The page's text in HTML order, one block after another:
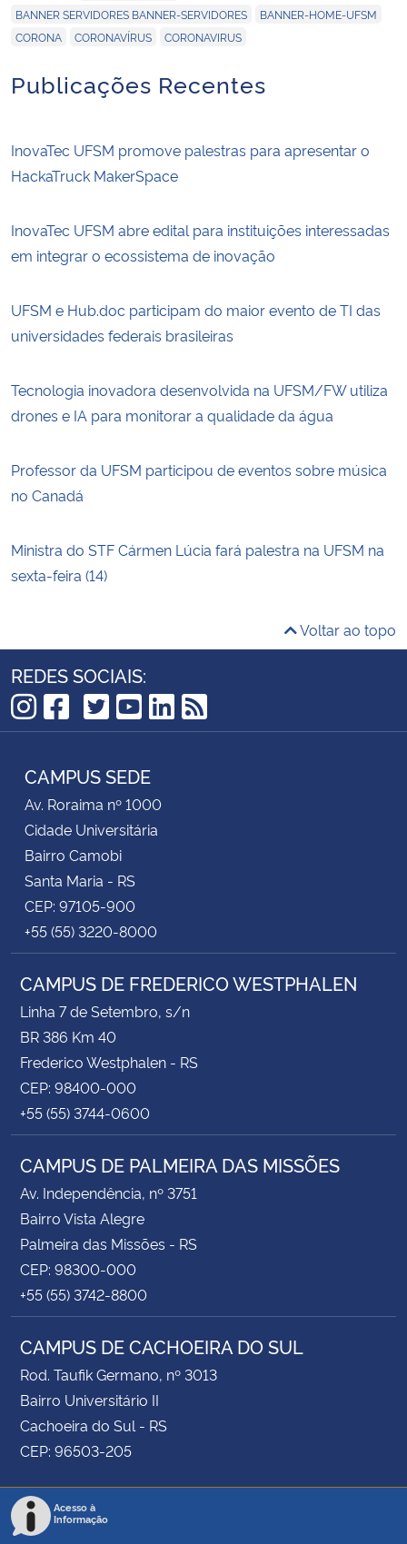
BANNER SERVIDORES BANNER-SERVIDORES BANNER-HOME-UFSM
CORONA CORONAVÍRUS CORONAVIRUS
Publicações Recentes
InovaTec UFSM promove palestras para apresentar o
HackaTruck MakerSpace
InovaTec UFSM abre edital para instituições interessadas
em integrar o ecossistema de inovação
UFSM e Hub.doc participam do maior evento de TI das
universidades federais brasileiras
Tecnologia inovadora desenvolvida na UFSM/FW utiliza
drones e IA para monitorar a qualidade da água
Professor da UFSM participou de eventos sobre música
no Canadá
Ministra do STF Cármen Lúcia fará palestra na UFSM na
sexta-feira (14)
Voltar ao topo
REDES SOCIAIS:
Instagram
Facebook
TikTok
Twitter
YouTube
LinkedIn
RSS
CAMPUS SEDE
Av. Roraima nº 1000
Cidade Universitária
Bairro Camobi
Santa Maria - RS
CEP: 97105-900
+55 (55) 3220-8000
CAMPUS DE FREDERICO WESTPHALEN
Linha 7 de Setembro, s/n
BR 386 Km 40
Frederico Westphalen - RS
CEP: 98400-000
+55 (55) 3744-0600
CAMPUS DE PALMEIRA DAS MISSÕES
Av. Independência, nº 3751
Bairro Vista Alegre
Palmeira das Missões - RS
CEP: 98300-000
+55 (55) 3742-8800
CAMPUS DE CACHOEIRA DO SUL
Rod. Taufik Germano, nº 3013
Bairro Universitário II
Cachoeira do Sul - RS
CEP: 96503-205
Acesso à
Informação